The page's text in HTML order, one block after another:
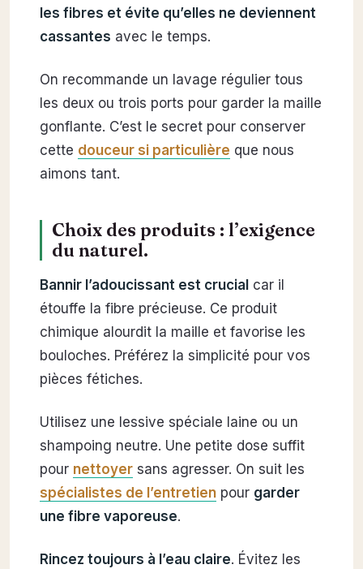
les fibres et évite qu’elles ne deviennent
cassantes avec le temps.
On recommande un lavage régulier tous
les deux ou trois ports pour garder la maille
gonflante. C’est le secret pour conserver
cette douceur si particulière que nous
aimons tant.
Choix des produits : l’exigence
du naturel.
Bannir l’adoucissant est crucial car il
étouffe la fibre précieuse. Ce produit
chimique alourdit la maille et favorise les
bouloches. Préférez la simplicité pour vos
pièces fétiches.
Utilisez une lessive spéciale laine ou un
shampoing neutre. Une petite dose suffit
pour nettoyersans agresser. On suit les
spécialistes de l’entretienpour garder
une fibre vaporeuse.
Rincez toujours à l’eau claire. Évitez les